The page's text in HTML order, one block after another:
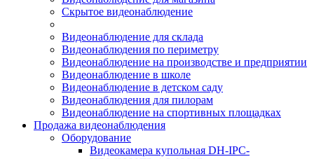
Скрытое видеонаблюдение
Видеонаблюдение для склада
Видеонаблюдения по периметру
Видеонаблюдение на производстве и предприятии
Видеонаблюдение в школе
Видеонаблюдение в детском саду
Видеонаблюдения для пилорам
Видеонаблюдение на спортивных площадках
Продажа видеонаблюдения
Оборудование
Видеокамера купольная DH-IPC-